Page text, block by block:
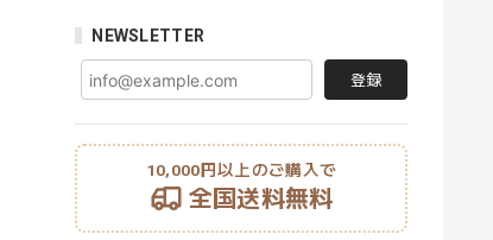
NEWSLETTER
登録
10,000円以上のご購入で
全国送料無料